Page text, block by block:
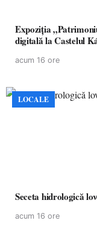
Expoziția
digitală la Castelul
acum 16 ore
LOCALE
Seceta hidrologică
acum 16 ore